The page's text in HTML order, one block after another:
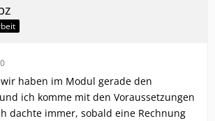
haben im Modul gerade den
und ich komme mit den Voraussetzungen
dachte immer, sobald eine Rechnung